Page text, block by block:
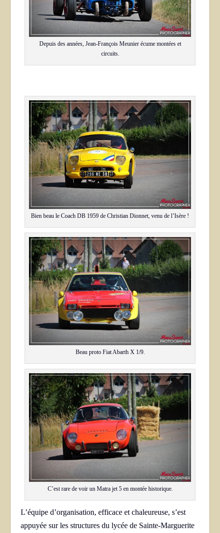
Depuis des années, Jean-François Meunier écume montées et
circuits.
Bien beau le Coach DB 1959 de Christian Dionnet, venu de l’Isère !
Beau proto Fiat Abarth X 1/9.
C’est rare de voir un Matra jet 5 en montée historique.
L’équipe d’organisation, efficace et chaleureuse, s’est
appuyée sur les structures du lycée de Sainte-Marguerite